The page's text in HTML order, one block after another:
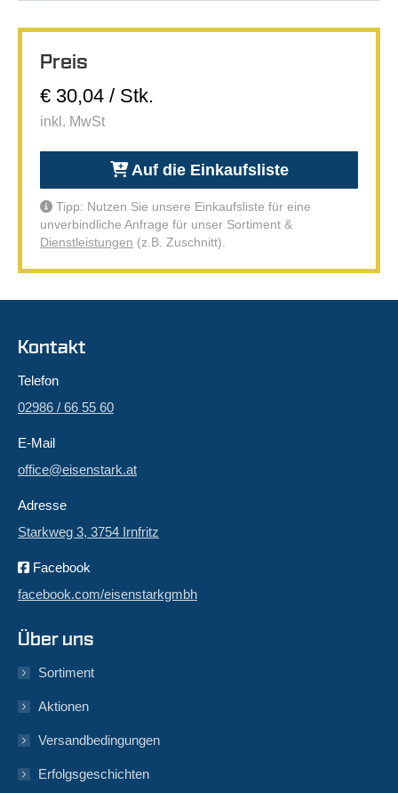
Preis
€ 30,04 / Stk.
inkl. MwSt
Auf die Einkaufsliste
Tipp: Nutzen Sie unsere Einkaufsliste für eine
unverbindliche Anfrage für unser Sortiment &
Dienstleistungen (z.B. Zuschnitt).
Kontakt
Telefon
02986 / 66 55 60
E-Mail
office@eisenstark.at
Adresse
Starkweg 3, 3754 Irnfritz
Facebook
facebook.com/eisenstarkgmbh
Über uns
Sortiment
Aktionen
Versandbedingungen
Erfolgsgeschichten